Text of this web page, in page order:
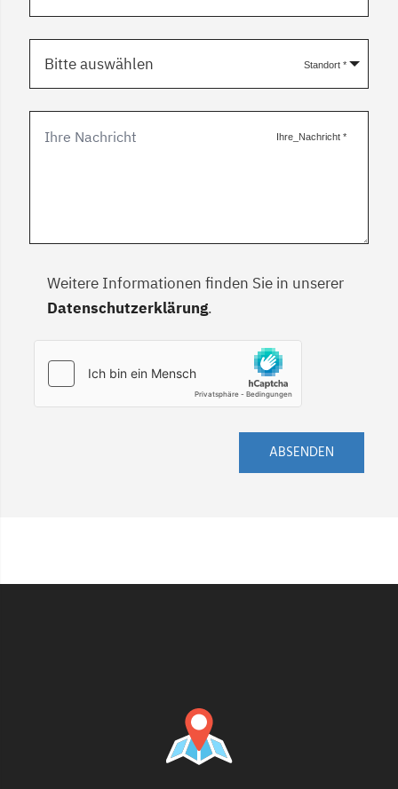
Standort *
Bitte auswählen
Ihre_Nachricht *
Weitere Informationen finden Sie in unserer
Datenschutzerklärung.
ABSENDEN